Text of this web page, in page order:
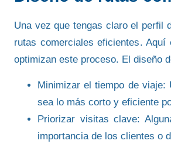
Una vez que tengas claro el perfil
rutas comerciales eficientes. Aquí
optimizan este proceso. El diseño
Minimizar el tiempo de viaje:
sea lo más corto y eficiente
Priorizar visitas clave:
importancia de los clientes o